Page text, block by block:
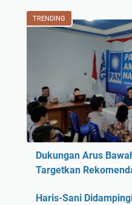
TRENDING
Dukungan Arus
Targetkan
Haris-Sani